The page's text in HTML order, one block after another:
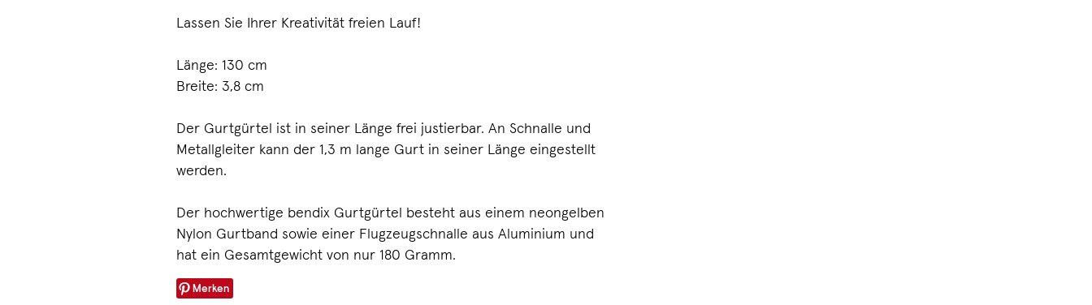
Lassen Sie Ihrer Kreativität freien Lauf!
Länge: 130 cm
Breite: 3,8 cm
Der Gurtgürtel ist in seiner Länge frei justierbar. An Schnalle und
Metallgleiter kann der 1,3 m lange Gurt in seiner Länge eingestellt
werden.
Der hochwertige bendix Gurtgürtel besteht aus einem neongelben
Nylon Gurtband sowie einer Flugzeugschnalle aus Aluminium und
hat ein Gesamtgewicht von nur 180 Gramm.
Merken